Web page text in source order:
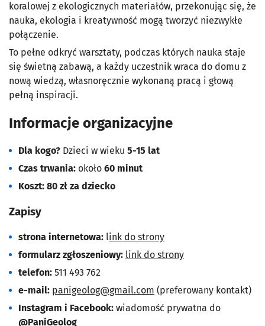
koralowej z ekologicznych materiałów, przekonując się, że
nauka, ekologia i kreatywność mogą tworzyć niezwykłe
połączenie.
To pełne odkryć warsztaty, podczas których nauka staje
się świetną zabawą, a każdy uczestnik wraca do domu z
nową wiedzą, własnoręcznie wykonaną pracą i głową
pełną inspiracji.
Informacje organizacyjne
Dla kogo? Dzieci w wieku 5-15 lat
Czas trwania: około 60 minut
Koszt: 80 zł za dziecko
Zapisy
strona internetowa: link do strony
formularz zgłoszeniowy: link do strony
telefon: 511 493 762
e-mail: panigeolog@gmail.com (preferowany kontakt)
Instagram i Facebook: wiadomość prywatna do
@PaniGeolog